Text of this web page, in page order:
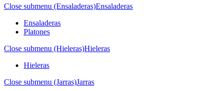
Close submenu (Ensaladeras)Ensaladeras
Ensaladeras
Platones
Close submenu (Hieleras)Hieleras
Hieleras
Close submenu (Jarras)Jarras